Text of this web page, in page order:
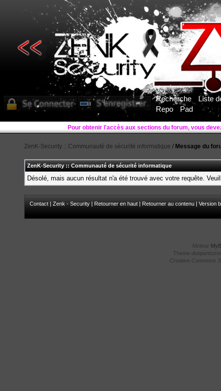
Recherche
Liste
Repo
Pad
ZenK-Security :: Communauté de sécurité informatique / Message du
ZenK-Security :: Communauté de sécurité informatique
Désolé, mais aucun résultat n'a été trouvé avec votre requête.
Contact | Zenk - Security | Retourner en haut | Retourner au contenu | Version
Moteur
Theme
Creative Commons